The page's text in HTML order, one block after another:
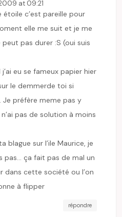
at 09:21
étoile c’est pareille pour
elle me suit et je me
pas durer :S (oui suis
eu se fameux papier hier
le demmerde toi si
Je préfère meme pas y
pas de solution à moins
ta blague sur l’ile Maurice, je
pas… ça fait pas de mal un
dans cette société ou l’on
à flipper
répondre